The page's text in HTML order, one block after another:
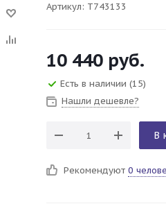
Артикул: T743133
10 440 руб.
Есть в наличии (15)
Нашли дешевле?
В
Рекомендуют 0